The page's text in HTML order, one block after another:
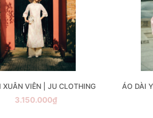
XUÂN VIÊN | JU CLOTHING
3.150.000₫
ÁO DÀI